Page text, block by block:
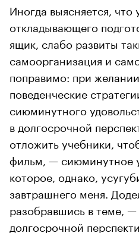
Иногда выясняется, что
откладывающего
ящик, слабо развиты
самоорганизация и
поправимо: при
поведенческие
сиюминутного
в долгосрочной
отложить учебники,
фильм, — сиюминутное
которое, однако,
завтрашнего меня.
разобравшись в теме, —
долгосрочной